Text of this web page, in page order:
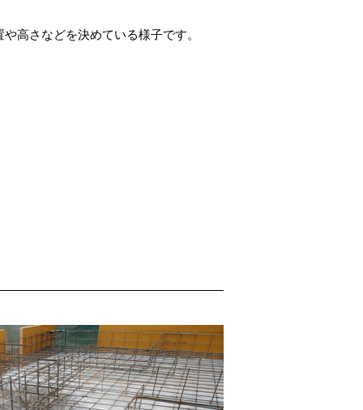
高さなどを決めている様子です。